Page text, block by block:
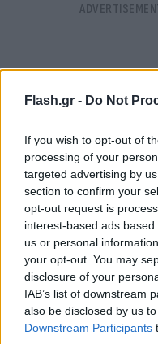
Flash.gr - Do Not
If you wish to opt-out of
processing of your
targeted advertising by
section to confirm your
opt-out request is
interest-based ads
us or personal
your opt-out. You may
disclosure of your
IAB’s list of downstream
also be disclosed by us
Downstream Participants
Επί τόπου έσπευσε η
οποίας διερευνούν
σημειώθηκε το